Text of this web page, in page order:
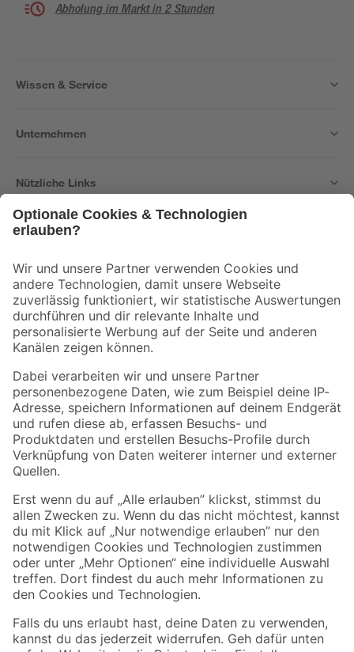
Abholung im Markt in 2 Stunden
Wissen & Service
Unternehmen
Nützliche Links
Der toom Newsletter: Keine Angebote und Aktionen mehr verpassen!
Zur Newsletter Anmeldung
Folge uns
Zahlungsarten Versandarten
Sicher einkaufen
Jetzt die toom-App herunterladen
Alle Preisangaben in EUR inkl. gesetzl. MwSt.. Die dargestellten Angebote sind unter